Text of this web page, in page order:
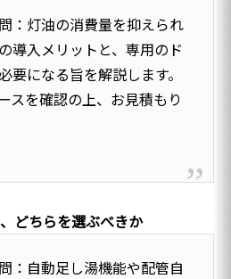
：灯油の消費量を抑えられ
導入メリットと、専用のド
要になる旨を解説します。
スを確認の上、お見積もり
どちらを選ぶべきか
：自動足し湯機能や配管自